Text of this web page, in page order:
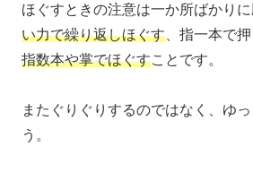
ほぐすときの注意は一か所ばかりに
い力で繰り返しほぐす 、指一本で
指数本や掌でほぐすことです。
またぐりぐりするのではなく、ゆ
う。